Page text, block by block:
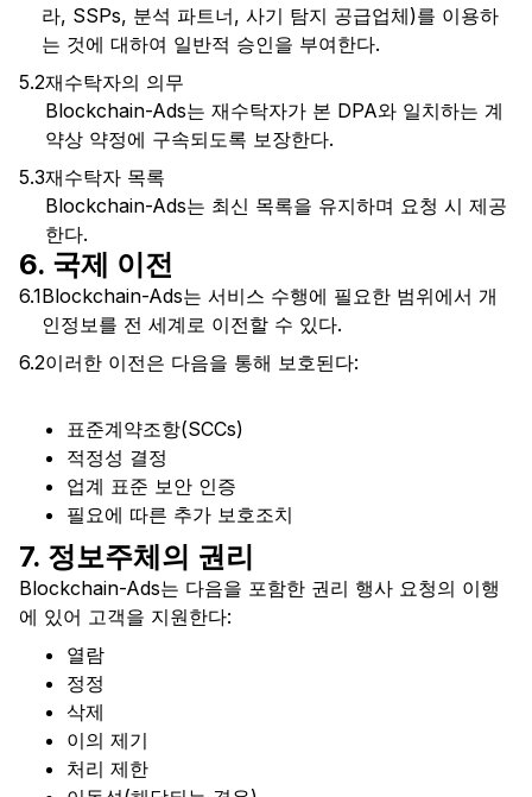
라, SSPs, 분석 파트너, 사기 탐지 공급업체)를 이용하
는 것에 대하여 일반적 승인을 부여한다.
5.2재수탁자의 의무
Blockchain-Ads는 재수탁자가 본 DPA와 일치하는 계
약상 약정에 구속되도록 보장한다.
5.3재수탁자 목록
Blockchain-Ads는 최신 목록을 유지하며 요청 시 제공
한다.
6. 국제 이전
6.1Blockchain-Ads는 서비스 수행에 필요한 범위에서 개
인정보를 전 세계로 이전할 수 있다.
6.2이러한 이전은 다음을 통해 보호된다:
표준계약조항(SCCs)
적정성 결정
업계 표준 보안 인증
필요에 따른 추가 보호조치
7. 정보주체의 권리
Blockchain-Ads는 다음을 포함한 권리 행사 요청의 이행
에 있어 고객을 지원한다:
열람
정정
삭제
이의 제기
처리 제한